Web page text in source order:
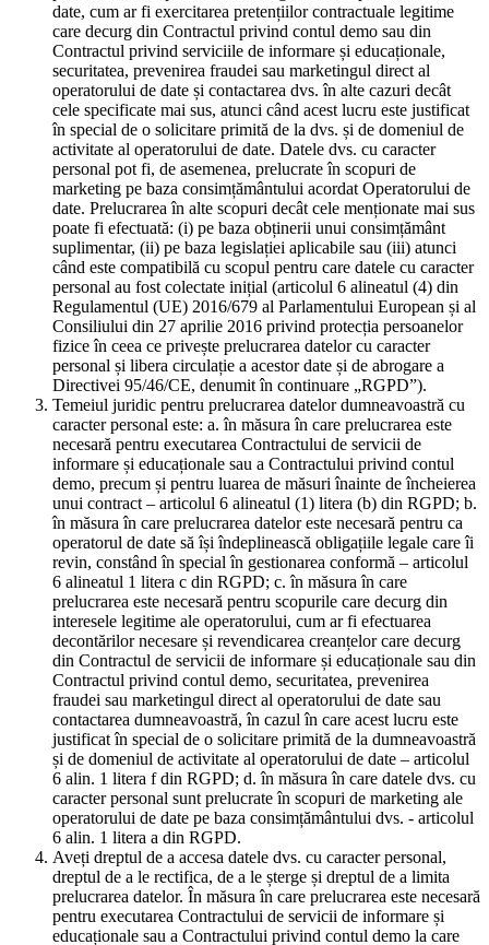
date, cum ar fi exercitarea pretențiilor contractuale legitime
care decurg din Contractul privind contul demo sau din
Contractul privind serviciile de informare și educaționale,
securitatea, prevenirea fraudei sau marketingul direct al
operatorului de date și contactarea dvs. în alte cazuri decât
cele specificate mai sus, atunci când acest lucru este justificat
în special de o solicitare primită de la dvs. și de domeniul de
activitate al operatorului de date. Datele dvs. cu caracter
personal pot fi, de asemenea, prelucrate în scopuri de
marketing pe baza consimțământului acordat Operatorului de
date. Prelucrarea în alte scopuri decât cele menționate mai sus
poate fi efectuată: (i) pe baza obținerii unui consimțământ
suplimentar, (ii) pe baza legislației aplicabile sau (iii) atunci
când este compatibilă cu scopul pentru care datele cu caracter
personal au fost colectate inițial (articolul 6 alineatul (4) din
Regulamentul (UE) 2016/679 al Parlamentului European și al
Consiliului din 27 aprilie 2016 privind protecția persoanelor
fizice în ceea ce privește prelucrarea datelor cu caracter
personal și libera circulație a acestor date și de abrogare a
Directivei 95/46/CE, denumit în continuare „RGPD”).
Temeiul juridic pentru prelucrarea datelor dumneavoastră cu
caracter personal este: a. în măsura în care prelucrarea este
necesară pentru executarea Contractului de servicii de
informare și educaționale sau a Contractului privind contul
demo, precum și pentru luarea de măsuri înainte de încheierea
unui contract – articolul 6 alineatul (1) litera (b) din RGPD; b.
în măsura în care prelucrarea datelor este necesară pentru ca
operatorul de date să își îndeplinească obligațiile legale care îi
revin, constând în special în gestionarea conformă – articolul
6 alineatul 1 litera c din RGPD; c. în măsura în care
prelucrarea este necesară pentru scopurile care decurg din
interesele legitime ale operatorului, cum ar fi efectuarea
decontărilor necesare și revendicarea creanțelor care decurg
din Contractul de servicii de informare și educaționale sau din
Contractul privind contul demo, securitatea, prevenirea
fraudei sau marketingul direct al operatorului de date sau
contactarea dumneavoastră, în cazul în care acest lucru este
justificat în special de o solicitare primită de la dumneavoastră
și de domeniul de activitate al operatorului de date – articolul
6 alin. 1 litera f din RGPD; d. în măsura în care datele dvs. cu
caracter personal sunt prelucrate în scopuri de marketing ale
operatorului de date pe baza consimțământului dvs. - articolul
6 alin. 1 litera a din RGPD.
Aveți dreptul de a accesa datele dvs. cu caracter personal,
dreptul de a le rectifica, de a le șterge și dreptul de a limita
prelucrarea datelor. În măsura în care prelucrarea este necesară
pentru executarea Contractului de servicii de informare și
educaționale sau a Contractului privind contul demo la care